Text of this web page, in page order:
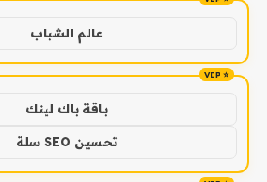
عالم الشباب
باقة باك لينك
تحسين SEO سلة